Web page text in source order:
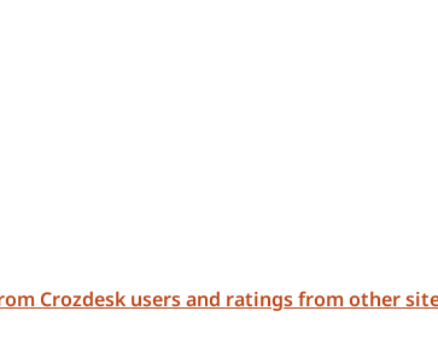
Crozdesk users and ratings from other